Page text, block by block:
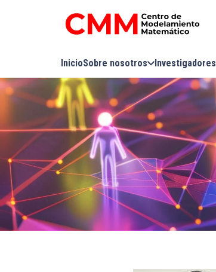
InicioSobre nosotros Investigadores